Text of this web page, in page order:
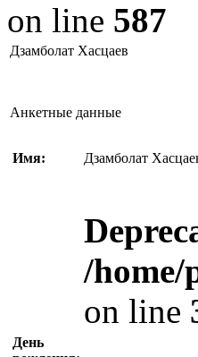
on line 587
Дзамболат Хасцаев
Анкетные данные
Имя: Дзамболат
День
/home/
on line